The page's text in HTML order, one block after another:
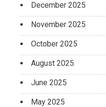
December 2025
November 2025
October 2025
August 2025
June 2025
May 2025